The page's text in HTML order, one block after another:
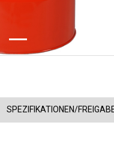
SPEZIFIKATIONEN/